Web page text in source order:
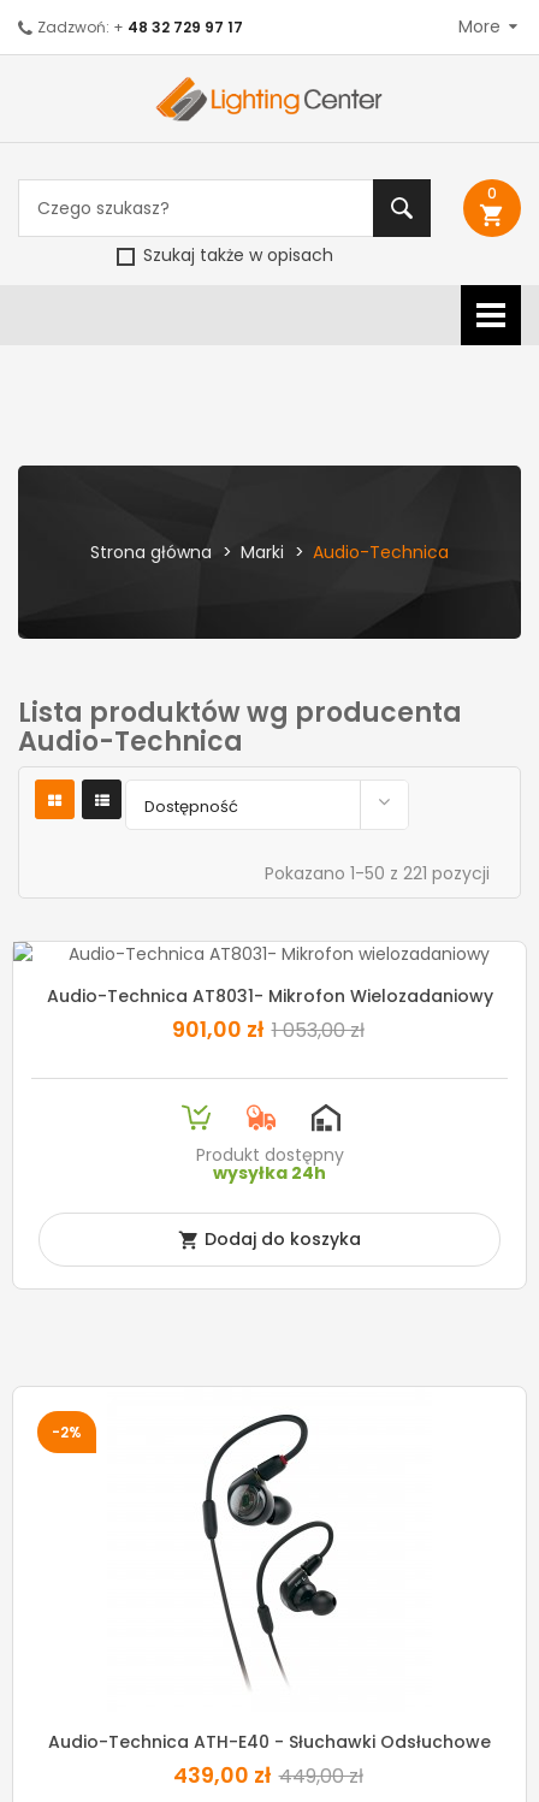
Szukaj także w opisach
0
shopping_cart
Zadzwoń: + 48 32 729 97 17 More
Strona główna Marki Audio-Technica
Lista produktów wg producenta
Audio-Technica
Dostępność 
Pokazano 1-50 z 221 pozycji
-14%
Audio-Technica AT8031- Mikrofon Wielozadaniowy
901,00 zł 1 053,00 zł
Produkt dostępny
wysyłka 24h
 Dodaj do koszyka
-2%
Audio-Technica ATH-E40 - Słuchawki Odsłuchowe
439,00 zł 449,00 zł